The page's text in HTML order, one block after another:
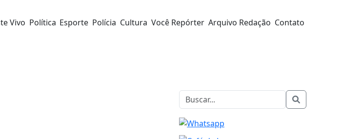
Vivo Política Esporte Polícia Cultura Você Repórter Arquivo Redação Contato